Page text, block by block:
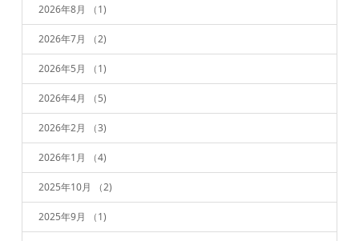
2026年8月 （1)
2026年7月 （2)
2026年5月 （1)
2026年4月 （5)
2026年2月 （3)
2026年1月 （4)
2025年10月 （2)
2025年9月 （1)